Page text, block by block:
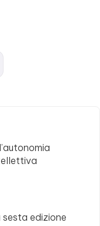
edizione